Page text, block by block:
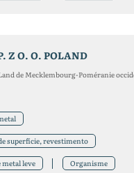
Z O. O. POLAND
de Mecklembourg-Poméranie
superfície, revestimento
leve Organisme